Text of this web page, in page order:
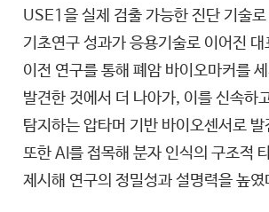
USE1을 실제 검출 가능한 진단 기술
기초연구 성과가 응용기술로 이어진
이전 연구를 통해 폐암 바이오마커를
발견한 것에서 더 나아가, 이를 신속하
탐지하는 압타머 기반 바이오센서로
또한 AI를 접목해 분자 인식의 구조적
제시해 연구의 정밀성과 설명력을 높였